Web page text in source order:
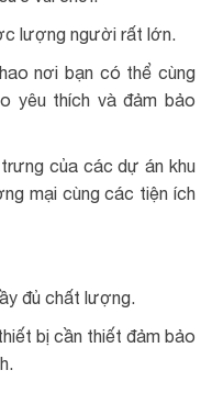
lượng người rất lớn.
nơi bạn có thể cùng
yêu thích và đảm bảo
của các dự án khu
mại cùng các tiện ích
đủ chất lượng.
bị cần thiết đảm bảo